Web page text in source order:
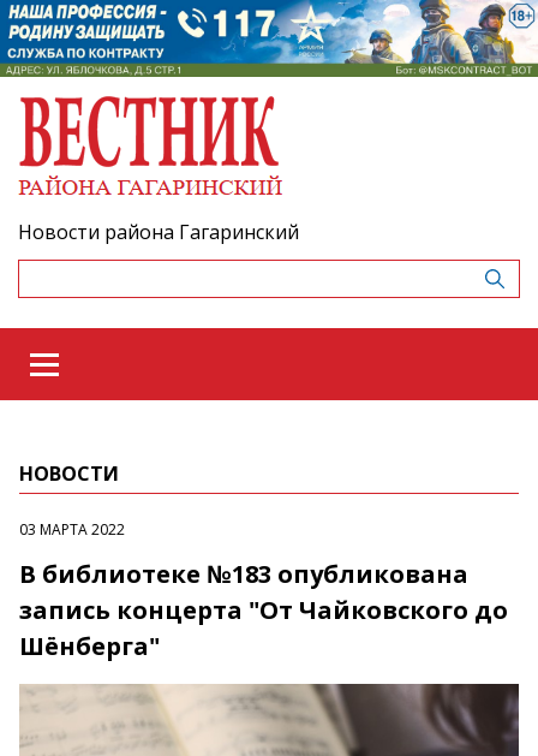
Новости района Гагаринский
НОВОСТИ
03 МАРТА 2022
В библиотеке №183 опубликована
запись концерта "От Чайковского до
Шёнберга"